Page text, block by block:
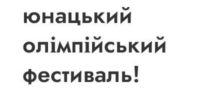
юнацький
олімпійський
фестиваль!